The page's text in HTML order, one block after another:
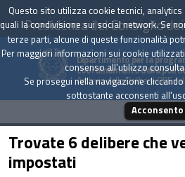
Presidenza del Consiglio
Dipartimento per la
coordinamento della
Archivio delle Delibere CIPE
Trovate 6 delibere che
impostati
Questo sito utilizza cookie tecnici,
quali la condivisione sui social network. Se
terze parti, alcune di queste funzionalità
Per maggiori informazioni sui cookie
consenso all'utilizzo
Se prosegui nella navigazione
sottostante acconsenti
Acconsento